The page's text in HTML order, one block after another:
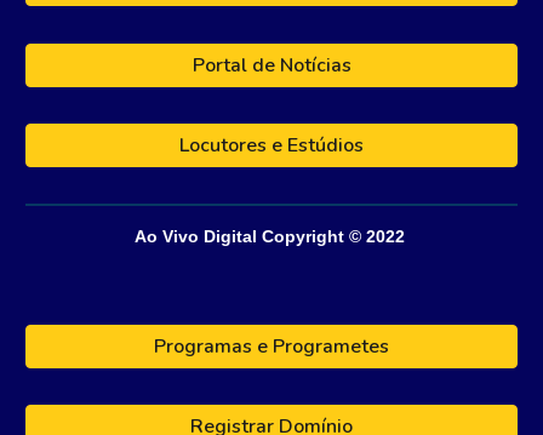
Portal de Notícias
Locutores e Estúdios
Ao Vivo Digital Copyright © 2022
Programas e Programetes
Registrar Domínio